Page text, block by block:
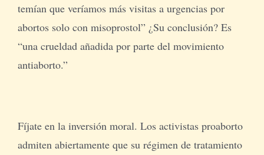
temían que veríamos más visitas a urgencias por
abortos solo con misoprostol” ¿Su conclusión? Es
“una crueldad añadida por parte del movimiento
antiaborto.”
Fíjate en la inversión moral. Los activistas proaborto
admiten abiertamente que su régimen de tratamiento